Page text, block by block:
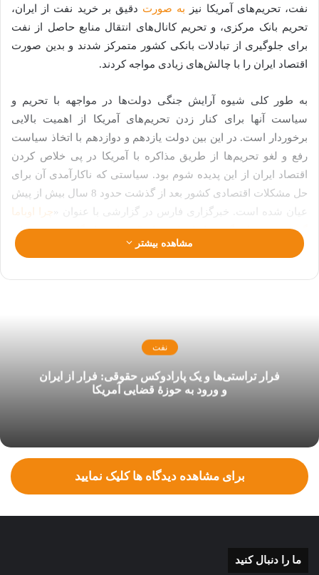
نفت، تحریم‌های آمریکا نیز به صورت دقیق بر خرید نفت از ایران،
تحریم بانک مرکزی، و تحریم‌ کانال‌های انتقال منابع حاصل از نفت
برای جلوگیری از تبادلات بانکی کشور متمرکز شدند و بدین صورت
اقتصاد ایران را با چالش‌های زیادی مواجه کردند.
به طور کلی شیوه آرایش جنگی دولت‌ها در مواجهه با تحریم و
سیاست آنها برای کنار زدن تحریم‌های آمریکا از اهمیت بالایی
برخوردار است. در این بین دولت یازدهم و دوازدهم با اتخاذ سیاست
رفع و لغو تحریم‌ها از طریق مذاکره با آمریکا در پی خلاص کردن
اقتصاد ایران از این پدیده شوم بود. سیاستی که ناکارآمدی آن برای
حل مشکلات اقتصادی کشور بعد از گذشت حدود 8 سال بیش از پیش
عیان شده است. خبرگزاری فارس در گزارشی با عنوان « چرا اوباما
گفت تحریم‌ها دیگر بر ایران اثر ندارد؟/ روایتی از گل به خودی‌های
دولت روحانی در مواجهه با تحریم» به بررسی اشتباهات دولت در
کلید خورده است. به همین دلیل بازخوانی عملکرد دولت دهم در
مواجهه با تحریم‌ها و آرایش جنگی این دولت برای خنثی‌سازی آن
می‌تواند به تدوین یک سیاست جامع و کارآمد در مواجه با موضوع
سال‌های 90-91 و سیاست‌های
وزارت نفتبرای فروش نفت در آن
دوران با رستم قاسمی وزیر سابق نفت به گفتگو نشستیم. بخش اول
مصاحبه با وزیر سابق نفت با عنوان «
چرا ایران هاب گازی منطقه
مشروح بخش دوم گفتگو پیش روی شما است:
مشاهده بیشتر
نفت
فرار تراستی‌ها و یک پارادوکس حقوقی: فرار از ایران
و ورود به حوزۀ قضایی آمریکا
برای مشاهده دیدگاه ها کلیک نمایید
ما را دنبال کنید